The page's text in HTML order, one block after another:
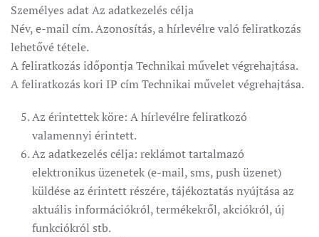
Személyes adat Az adatkezelés célja
Név, e-mail cím. Azonosítás, a hírlevélre való feliratkozás
lehetővé tétele.
A feliratkozás időpontja Technikai művelet végrehajtása.
A feliratkozás kori IP cím Technikai művelet végrehajtása.
Az érintettek köre: A hírlevélre feliratkozó
valamennyi érintett.
Az adatkezelés célja: reklámot tartalmazó
elektronikus üzenetek (e-mail, sms, push üzenet)
küldése az érintett részére, tájékoztatás nyújtása az
aktuális információkról, termékekről, akciókról, új
funkciókról stb.